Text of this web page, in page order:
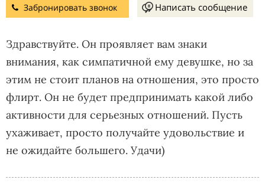
Забронировать звонок Написать сообщение
Здравствуйте. Он проявляет вам знаки
внимания, как симпатичной ему девушке, но за
этим не стоит планов на отношения, это просто
флирт. Он не будет предпринимать какой либо
активности для серьезных отношений. Пусть
ухаживает, просто получайте удовольствие и
не ожидайте большего. Удачи)